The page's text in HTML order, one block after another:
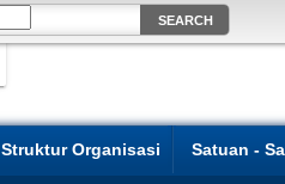
Struktur Organisasi Satuan -